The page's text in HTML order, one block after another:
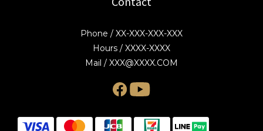
Phone / XX-XXX-XXX-XXX
Hours / XXXX-XXXX
Mail / XXX@XXXX.COM